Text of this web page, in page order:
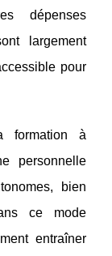
dépenses
largement
pour
formation à
personnelle
bien
ce mode
entraîner